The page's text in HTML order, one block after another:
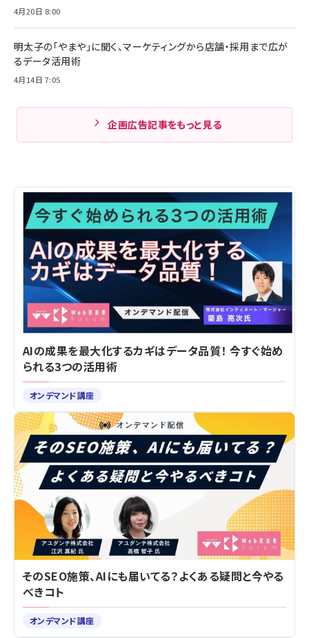
4月20日 8:00
明太子の「やまや」に聞く、マーケティングから店舗・採用まで広が
るデータ活用術
4月14日 7:05
企画広告記事をもっと見る
AIの成果を最大化するカギはデータ品質！ 今すぐ始め
られる3つの活用術
オンデマンド講座
そのSEO施策、AIにも届いてる？よくある疑問と今やる
べきコト
オンデマンド講座